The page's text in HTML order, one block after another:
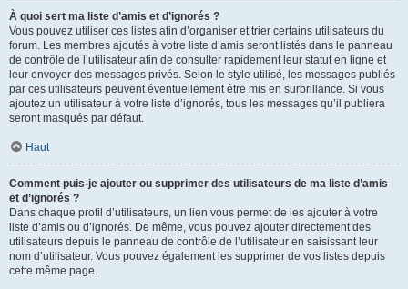
À quoi sert ma liste d’amis et d’ignorés ?
Vous pouvez utiliser ces listes afin d’organiser et trier certains utilisateurs du
forum. Les membres ajoutés à votre liste d’amis seront listés dans le panneau
de contrôle de l’utilisateur afin de consulter rapidement leur statut en ligne et
leur envoyer des messages privés. Selon le style utilisé, les messages publiés
par ces utilisateurs peuvent éventuellement être mis en surbrillance. Si vous
ajoutez un utilisateur à votre liste d’ignorés, tous les messages qu’il publiera
seront masqués par défaut.
Haut
Comment puis-je ajouter ou supprimer des utilisateurs de ma liste d’amis
et d’ignorés ?
Dans chaque profil d’utilisateurs, un lien vous permet de les ajouter à votre
liste d’amis ou d’ignorés. De même, vous pouvez ajouter directement des
utilisateurs depuis le panneau de contrôle de l’utilisateur en saisissant leur
nom d’utilisateur. Vous pouvez également les supprimer de vos listes depuis
cette même page.